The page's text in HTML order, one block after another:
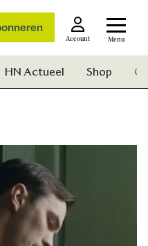
Account Menu
HN Actueel Shop